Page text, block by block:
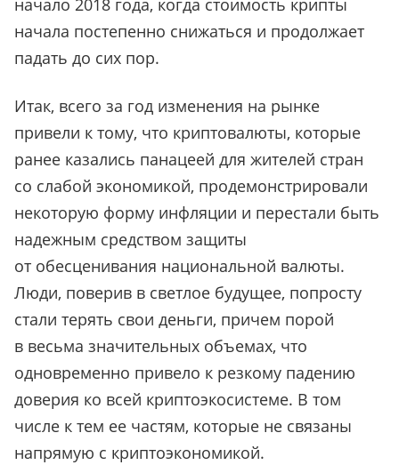
начало 2018 года, когда стоимость крипты
начала постепенно снижаться и продолжает
падать до сих пор.
Итак, всего за год изменения на рынке
привели к тому, что криптовалюты, которые
ранее казались панацеей для жителей стран
со слабой экономикой, продемонстрировали
некоторую форму инфляции и перестали быть
надежным средством защиты
от обесценивания национальной валюты.
Люди, поверив в светлое будущее, попросту
стали терять свои деньги, причем порой
в весьма значительных объемах, что
одновременно привело к резкому падению
доверия ко всей криптоэкосистеме. В том
числе к тем ее частям, которые не связаны
напрямую с криптоэкономикой.